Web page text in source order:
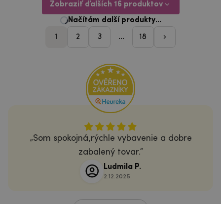
Zobraziť ďalších 16 produktov
...
Som spokojná,rýchle vybavenie a dobre
zabalený tovar.
Ludmila P.
2.12.2025